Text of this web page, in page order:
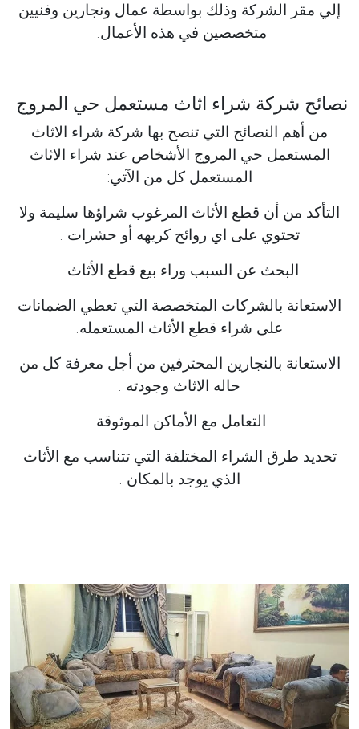
إلي مقر الشركة وذلك بواسطة عمال ونجارين وفنيين
متخصصين في هذه الأعمال.
نصائح شركة شراء اثاث مستعمل حي المروج
من أهم النصائح التي تنصح بها شركة شراء الاثاث
المستعمل حي المروج الأشخاص عند شراء الاثاث
المستعمل كل من الآتي:
التأكد من أن قطع الأثاث المرغوب شراؤها سليمة ولا
تحتوي على اي روائح كريهه أو حشرات .
البحث عن السبب وراء بيع قطع الأثاث.
الاستعانة بالشركات المتخصصة التي تعطي الضمانات
على شراء قطع الأثاث المستعمله.
الاستعانة بالنجارين المحترفين من أجل معرفة كل من
حاله الاثاث وجودته .
التعامل مع الأماكن الموثوقة.
تحديد طرق الشراء المختلفة التي تتناسب مع الأثاث
الذي يوجد بالمكان .